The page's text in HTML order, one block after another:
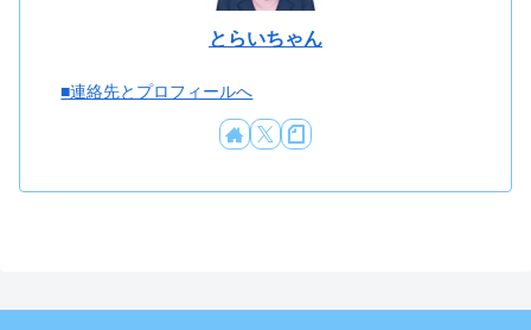
とらいちゃん
■連絡先とプロフィールへ